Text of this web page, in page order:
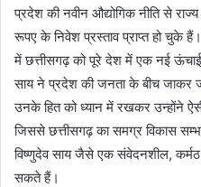
प्रदेश की नवीन औद्योगिक नीति से
रूपए के निवेश प्रस्ताव प्राप्त हो चुके
में छत्तीसगढ़ को पूरे देश में एक नई ऊंचाई
साय ने प्रदेश की जनता के बीच जाकर
उनके हित को ध्यान में रखकर उन्होंने
जिससे छत्तीसगढ़ का समग्र विकास
विष्णुदेव साय जैसे एक संवेदनशील, कर्मठ
सकते हैं।